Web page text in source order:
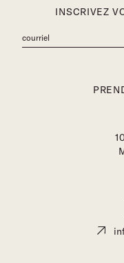
INSCRIVEZ